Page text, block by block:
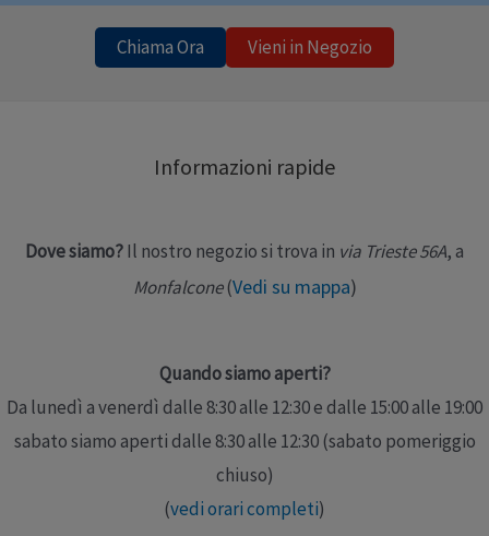
Chiama Ora Vieni in Negozio
Informazioni rapide
Dove siamo?Il nostro negozio si trova in via Trieste 56A, a
Monfalcone(Vedi su mappa)
Quando siamo aperti?
Da lunedì a venerdì dalle 8:30 alle 12:30 e dalle 15:00 alle 19:00
sabato siamo aperti dalle 8:30 alle 12:30 (sabato pomeriggio
chiuso)
(vedi orari completi)